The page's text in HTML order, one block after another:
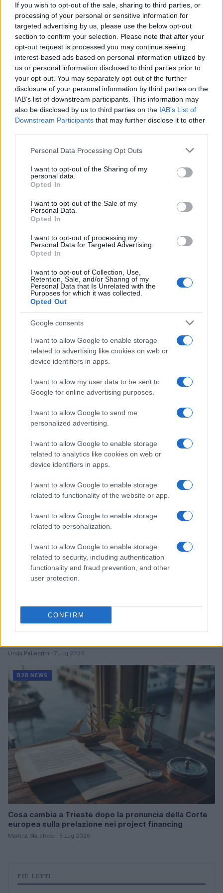
If you wish to opt-out of the sale, sharing to third parties, or
processing of your personal or sensitive information for
targeted advertising by us, please use the below opt-out
section to confirm your selection. Please note that after your
opt-out request is processed you may continue seeing
interest-based ads based on personal information utilized by
us or personal information disclosed to third parties prior to
your opt-out. You may separately opt-out of the further
disclosure of your personal information by third parties on the
IAB’s list of downstream participants. This information may
also be disclosed by us to third parties on the IAB’s List of
Downstream Participants that may further disclose it to other
Please note that this website/app uses one or more Google
not limited to your visit or usage behaviour. You may click to
grant or deny consent to Google and its third-party tags to
use your data for below specified purposes in below Google
consent section.
Personal Data Processing Opt Outs
I want to opt-out of the Sharing of my
personal data.
Opted In
I want to opt-out of the Sale of my
Personal Data.
Opted In
I want to opt-out of processing my
Personal Data for Targeted Advertising.
Opted In
I want to opt-out of Collection, Use,
Retention, Sale, and/or Sharing of my
Personal Data that Is Unrelated with the
Purposes for which it was collected.
Opted Out
Google consents
I want to allow Google to enable storage
related to advertising like cookies on web or
device identifiers in apps.
I want to allow my user data to be sent to
Google for online advertising purposes.
I want to allow Google to send me
personalized advertising.
I want to allow Google to enable storage
related to analytics like cookies on web or
device identifiers in apps.
I want to allow Google to enable storage
related to functionality of the website or app.
I want to allow Google to enable storage
related to personalization.
I want to allow Google to enable storage
related to security, including authentication
functionality and fraud prevention, and other
user protection.
CONFIRM
AUTORE
AiAdhubMedia
Continua a leggere
B2B NEWS
Ripensare le tecnologie umanitarie oltre i criteri dei
donatori
B2B NEWS
Acquisizione Fincantieri-WSense: i fondatori restano
Linda Pellegrini · 7 Lug 2026
B2B NEWS
Cosa cambia a Trieste dopo la pronuncia della Corte
europea sulla prelazione nei project financing
Martina Marchesi · 5 Lug 2026
PIÙ LETTI